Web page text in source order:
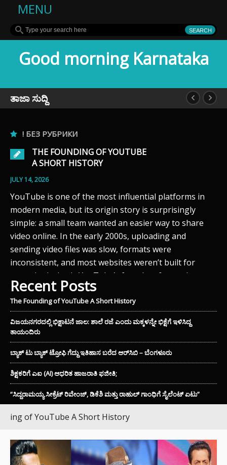
MENU
Good morning Karnataka
ತಾಜಾ ಸುದ್ದಿ
! БЕЗ РУБРИКИ
THE FOUNDING OF YOUTUBE
A SHORT HISTORY
JULY 14, 2026
YouTube is one of the most influential platforms in
modern media, but its origin story is surprisingly
simple: a small team wanted an easier way to share
video online. In the early 2000s, uploading and
sending video files was slow, formats were
inconsistent, and most websites weren’t built for
smooth playback. YouTube’s founders focused on
removing…
Recent Posts
The Founding of YouTube A Short History
ವಿಜಯನಗರದಲ್ಲಿ ಭಿಕ್ಷಾಟನೆ ಜಾಲ: ಶಾಲೆ ರಜೆ ಎಂದು ಮಕ್ಕಳನ್ನೇ ಭಿಕ್ಷೆಗೆ ಇಳಿಸಿದ್ದ
ತಾಯಂದಿರು
ಬ್ಯಾಕ್ ಟು ಬ್ಯಾಕ್ ಟ್ರೋಫಿ ಗೆದ್ದು ಇತಿಹಾಸ ಬರೆದ ಆರ್‌ಸಿಬಿ – ಬೆಂಗಳೂರು
ಶಿಕ್ಷಕರಿಗೆ ಎಐ (AI) ಆಧರಿತ ಹಾಜರಾತಿ ಫಜೀತಿ;
“ಸಿದ್ದರಾಮಯ್ಯ ಸೀಕ್ರೆಟ್ ರಿವೇಂಜ್‌, ಡಿಕೆಶಿ ಮತ್ತು ರಾಹುಲ್‌ ಗಾಂಧಿಗೆ ಸೈಲೆಂಟ್ ಏಟು”
A Short History